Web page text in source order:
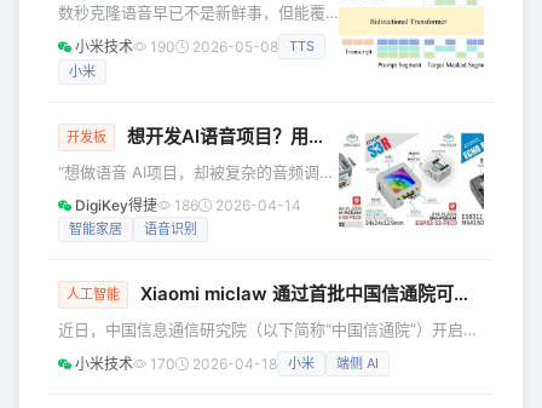
问题生成、实时交互到评分报告的全流
程自动化，适用于企业初筛、机构考
核、个人练习等场景，我们这个项目其
数秒克隆语音早已不是新鲜事，但能覆
盖600+语种的语音克隆 TTS 模型，你
见过吗！主流音色克隆 TTS 模型的多语
小米AI实验室新一代Kaldi团队全新推出
OmniVoice，以创新的极简架构打破这
一局限，不仅在中英文场景达到顶尖性
能，更在多语言任务中展现出超越商用
系统的实力，是业内首个覆盖数百语种
小米技术 190 2026-05-08
TTS
小米
开发板 想开发AI语音项目？用这款套件3分钟搞定！
“想做语音 AI项目，却被复杂的音频调试
劝退？”“想实现智能家居语音控制，又嫌
硬件配置太繁琐？”“想打造专属智能助
都曾被语音交互开发的各类难题困住。
能」系列视频第二集火热上线，来
自 M5Stack 的 Blossom 带你解锁
DigiKey得捷 186 2026-04-14
智能家居 语音识别
人工智能 Xiaomi miclaw 通过首批中国信通院可信AI手机端智能助手（Claw）评测
近日，中国信息通信研究院（以下简称“中国信通院”）开启手
机端智能助手（Claw）的评估，Xiaomi miclaw 成为国内首
小米技术 170 2026-04-18 小米 端侧 AI